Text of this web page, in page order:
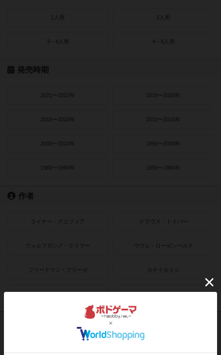
1人用 2人用
3～4人用 4～8人用
発売時期
2021〜2022年 2019〜2020年
2016〜2018年 2010〜2015年
2000〜2010年 1990〜2000年
1980〜1990年 1950〜1980年
作者
ライナー・クニツィア クラウス・トイバー
ヴォルフガング・クラマー ウヴェ・ローゼンベルク
フリードマン・フリーゼ カナイセイジ
クレメンス・フランツ クリス・キリアムス